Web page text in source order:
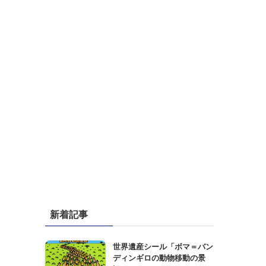
新着記事
世界遺産シール「ボマ＝バン
ディンギロの動物移動の景